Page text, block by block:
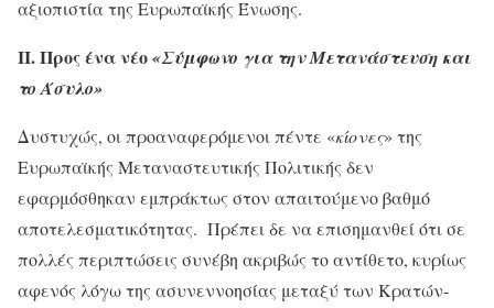
αξιοπιστία της Ευρωπαϊκής Ένωσης.
ΙΙ. Προς ένα νέο«Σύμφωνο για την Μετανάστευση και
το Άσυλο»
Δυστυχώς, οι προαναφερόμενοι πέντε «κίονες» της
Ευρωπαϊκής Μεταναστευτικής Πολιτικής δεν
εφαρμόσθηκαν εμπράκτως στον απαιτούμενο βαθμό
αποτελεσματικότητας. Πρέπει δε να επισημανθεί ότι σε
πολλές περιπτώσεις συνέβη ακριβώς το αντίθετο, κυρίως
αφενός λόγω της ασυνεννοησίας μεταξύ των Κρατών-